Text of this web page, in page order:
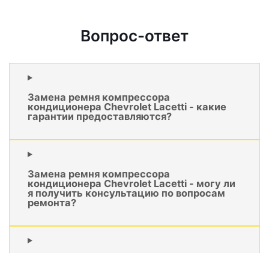
Вопрос-ответ
Замена ремня компрессора
кондиционера Chevrolet Lacetti - какие
гарантии предоставляются?
Замена ремня компрессора
кондиционера Chevrolet Lacetti - могу ли
я получить консультацию по вопросам
ремонта?